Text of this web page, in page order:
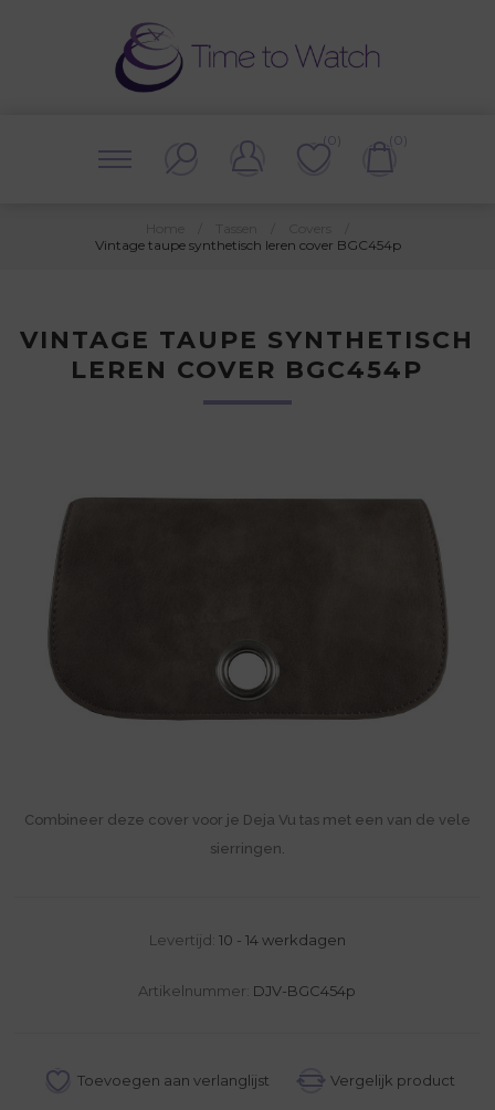
(0) (0)
Vintage taupe synthetisch leren cover BGC454p
VINTAGE TAUPE SYNTHETISCH
LEREN COVER BGC454P
Combineer deze cover voor je Deja Vu tas met een van de vele
sierringen.
Levertijd: 10 - 14 werkdagen
Artikelnummer: DJV-BGC454p